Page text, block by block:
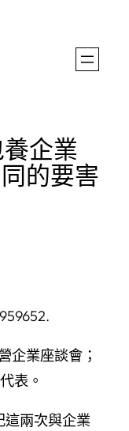
企業
的要害
企業座談會；
表。
這兩次與企業